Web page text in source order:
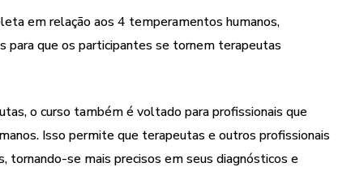
em relação aos 4 temperamentos humanos,
para que os participantes se tornem terapeutas
o curso também é voltado para profissionais que
Isso permite que terapeutas e outros profissionais
tornando-se mais precisos em seus diagnósticos e